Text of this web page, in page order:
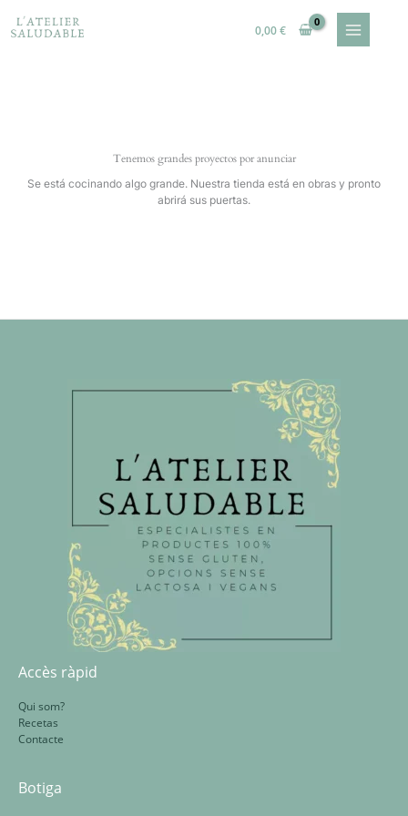
contenido
0,00€
Tenemos grandes proyectos por anunciar
Se está cocinando algo grande. Nuestra tienda está en obras y pronto
abrirá sus puertas.
Accès ràpid
Qui som?
Recetas
Contacte
Botiga